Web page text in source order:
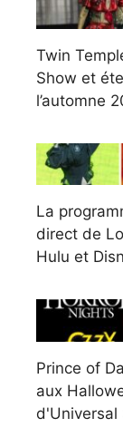
Twin
Show et
l’automne
La
direct de
Hulu et
Prince of
aux
d'Universal